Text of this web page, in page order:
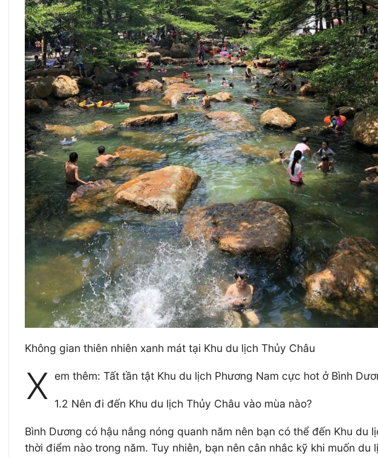
Không gian thiên nhiên xanh mát tại Khu du lịch Thủy Châu
X em thêm: Tất tần tật Khu du lịch Phương Nam cực hot ở Bình
1.2 Nên đi đến Khu du lịch Thủy Châu vào mùa nào?
Bình Dương có hậu nắng nóng quanh năm nên bạn có thể đến Khu
thời điểm nào trong năm. Tuy nhiên, bạn nên cân nhắc kỹ khi muốn